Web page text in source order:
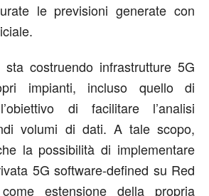
le previsioni generate con
sta costruendo infrastrutture 5G
impianti, incluso quello di
di facilitare l’analisi
volumi di dati. A tale scopo,
la possibilità di implementare
5G software-defined su Red
estensione della propria